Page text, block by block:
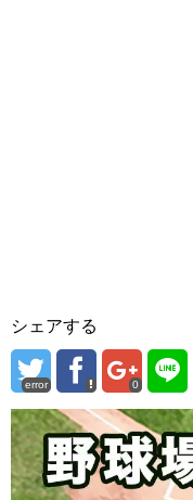
シェアする
error 0